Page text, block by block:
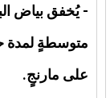
- يُخفق بياض
على مارنجٍ.